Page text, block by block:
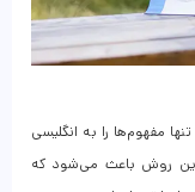
مفهوم‌ها را به انگلیسی
این روش باعث می‌شود که